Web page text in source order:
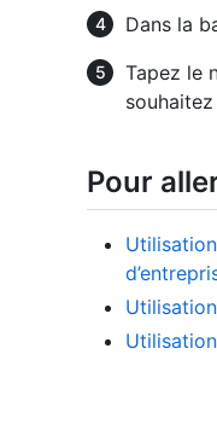
Dans la
Tapez le
Pour